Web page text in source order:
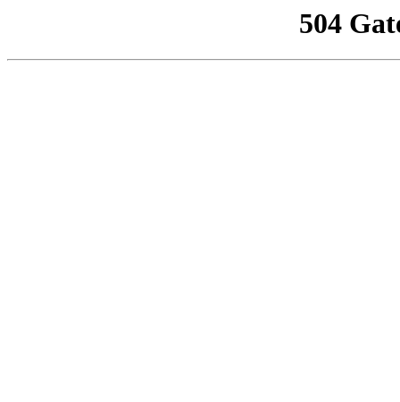
504